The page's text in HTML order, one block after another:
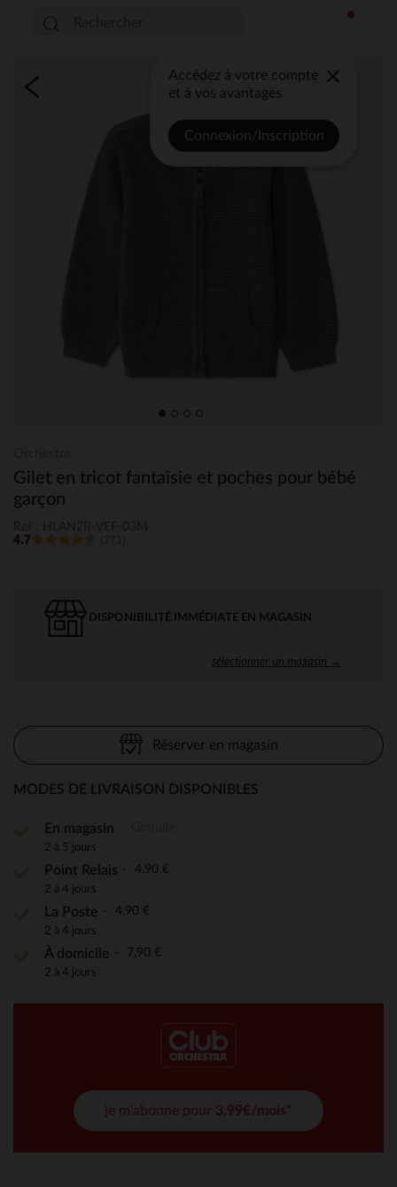
Accédez à votre compte
et à vos avantages
Connexion/Inscription
Gilet en tricot fantaisie et poches pour bébé
garçon
4.7
DISPONIBILITÉ IMMÉDIATE EN MAGASIN
sélectionner un magasin →
Réserver en magasin
MODES DE LIVRAISON DISPONIBLES
En magasin
2 à 5 jours
Point Relais 4,90 €
2 à 4 jours
La Poste 4,90 €
2 à 4 jours
À domicile 7,90 €
2 à 4 jours
je m'abonne pour 3,99€/mois*